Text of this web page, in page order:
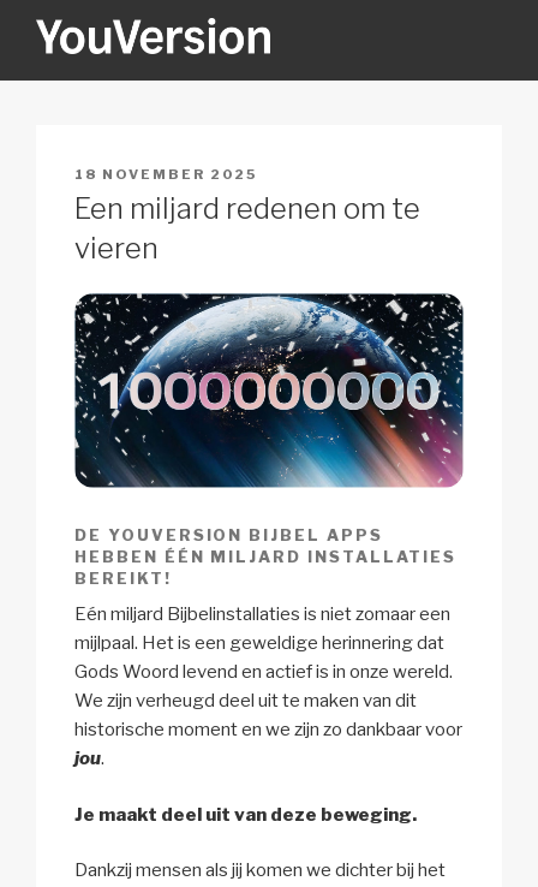
YOUVERSION
GEPLAATST
OP
18 NOVEMBER 2025
Een miljard redenen om te
vieren
DE YOUVERSION BIJBEL APPS
HEBBEN ÉÉN MILJARD INSTALLATIES
BEREIKT!
Eén miljard Bijbelinstallaties is niet zomaar een
mijlpaal. Het is een geweldige herinnering dat
Gods Woord levend en actief is in onze wereld.
We zijn verheugd deel uit te maken van dit
historische moment en we zijn zo dankbaar voor
jou.
Je maakt deel uit van deze beweging.
Dankzij mensen als jij komen we dichter bij het